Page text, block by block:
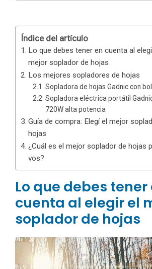
Índice del artículo
Lo que debes tener en cuenta al
mejor soplador de hojas
Los mejores sopladores de hojas
Sopladora de hojas Gadnic con
Sopladora eléctrica portátil
720W alta potencia
Guía de compra: Elegí el mejor
hojas
¿Cuál es el mejor soplador de hojas
vos?
Lo que debes tener
cuenta al elegir el
soplador de hojas